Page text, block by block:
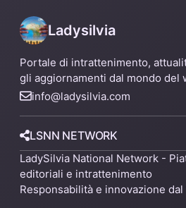
Ladysilvia
Portale di intrattenimento,
gli aggiornamenti dal mondo del
info@ladysilvia.com
LSNN NETWORK
LadySilvia National Network -
editoriali e intrattenimento
Responsabilità e innovazione dal